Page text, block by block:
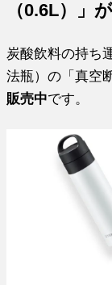
（0.6L）」
炭酸飲料の持ち
法瓶）の「真空
販売中です。